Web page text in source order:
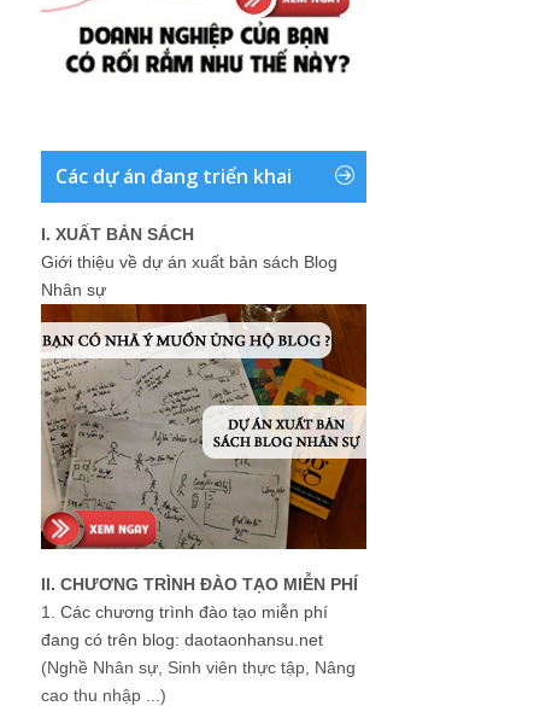
Các dự án đang triển khai
I. XUẤT BẢN SÁCH
Giới thiệu về dự án xuất bản sách Blog
Nhân sự
II. CHƯƠNG TRÌNH ĐÀO TẠO MIỄN PHÍ
1. Các chương trình đào tạo miễn phí
đang có trên blog: daotaonhansu.net
(Nghề Nhân sự, Sinh viên thực tập, Nâng
cao thu nhập ...)